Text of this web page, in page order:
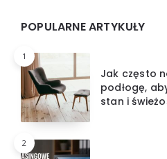
POPULARNE ARTYKUŁY
1
Jak często
podłogę,
stan i
2